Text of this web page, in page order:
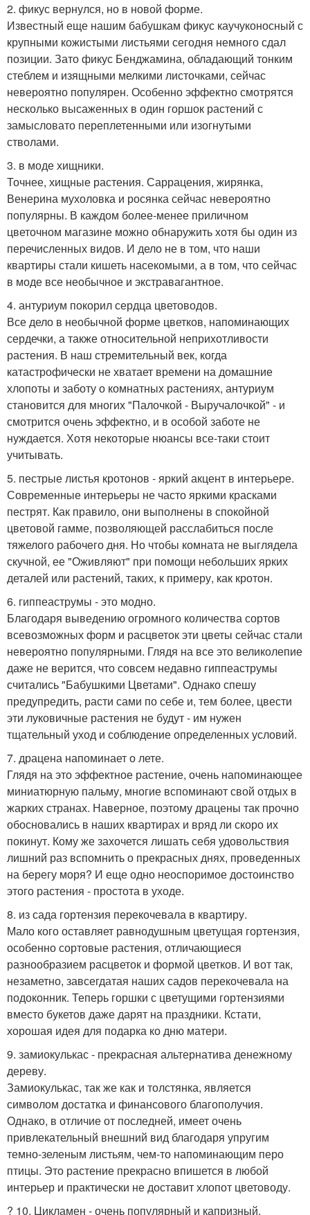
2. фикус вернулся, но в новой форме.
Известный еще нашим бабушкам фикус каучуконосный с
крупными кожистыми листьями сегодня немного сдал
позиции. Зато фикус Бенджамина, обладающий тонким
стеблем и изящными мелкими листочками, сейчас
невероятно популярен. Особенно эффектно смотрятся
несколько высаженных в один горшок растений с
замысловато переплетенными или изогнутыми
стволами.
3. в моде хищники.
Точнее, хищные растения. Саррацения, жирянка,
Венерина мухоловка и росянка сейчас невероятно
популярны. В каждом более-менее приличном
цветочном магазине можно обнаружить хотя бы один из
перечисленных видов. И дело не в том, что наши
квартиры стали кишеть насекомыми, а в том, что сейчас
в моде все необычное и экстравагантное.
4. антуриум покорил сердца цветоводов.
Все дело в необычной форме цветков, напоминающих
сердечки, а также относительной неприхотливости
растения. В наш стремительный век, когда
катастрофически не хватает времени на домашние
хлопоты и заботу о комнатных растениях, антуриум
становится для многих "Палочкой - Выручалочкой" - и
смотрится очень эффектно, и в особой заботе не
нуждается. Хотя некоторые нюансы все-таки стоит
учитывать.
5. пестрые листья кротонов - яркий акцент в интерьере.
Современные интерьеры не часто яркими красками
пестрят. Как правило, они выполнены в спокойной
цветовой гамме, позволяющей расслабиться после
тяжелого рабочего дня. Но чтобы комната не выглядела
скучной, ее "Оживляют" при помощи небольших ярких
деталей или растений, таких, к примеру, как кротон.
6. гиппеаструмы - это модно.
Благодаря выведению огромного количества сортов
всевозможных форм и расцветок эти цветы сейчас стали
невероятно популярными. Глядя на все это великолепие
даже не верится, что совсем недавно гиппеаструмы
считались "Бабушкими Цветами". Однако спешу
предупредить, расти сами по себе и, тем более, цвести
эти луковичные растения не будут - им нужен
тщательный уход и соблюдение определенных условий.
7. драцена напоминает о лете.
Глядя на это эффектное растение, очень напоминающее
миниатюрную пальму, многие вспоминают свой отдых в
жарких странах. Наверное, поэтому драцены так прочно
обосновались в наших квартирах и вряд ли скоро их
покинут. Кому же захочется лишать себя удовольствия
лишний раз вспомнить о прекрасных днях, проведенных
на берегу моря? И еще одно неоспоримое достоинство
этого растения - простота в уходе.
8. из сада гортензия перекочевала в квартиру.
Мало кого оставляет равнодушным цветущая гортензия,
особенно сортовые растения, отличающиеся
разнообразием расцветок и формой цветков. И вот так,
незаметно, завсегдатая наших садов перекочевала на
подоконник. Теперь горшки с цветущими гортензиями
вместо букетов даже дарят на праздники. Кстати,
хорошая идея для подарка ко дню матери.
9. замиокулькас - прекрасная альтернатива денежному
дереву.
Замиокулькас, так же как и толстянка, является
символом достатка и финансового благополучия.
Однако, в отличие от последней, имеет очень
привлекательный внешний вид благодаря упругим
темно-зеленым листьям, чем-то напоминающим перо
птицы. Это растение прекрасно впишется в любой
интерьер и практически не доставит хлопот цветоводу.
? 10. Цикламен - очень популярный и капризный.